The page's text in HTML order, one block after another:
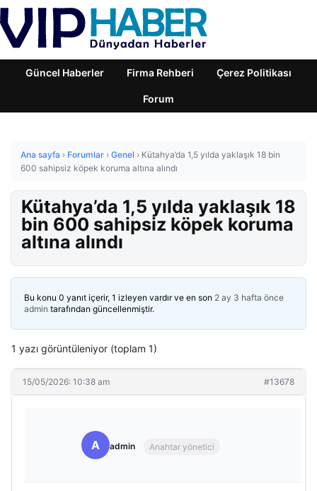
Güncel Haberler Firma Rehberi Çerez Politikası
Forum
Ana sayfa › Forumlar › Genel › Kütahya’da 1,5 yılda yaklaşık 18 bin
600 sahipsiz köpek koruma altına alındı
Kütahya’da 1,5 yılda yaklaşık 18
bin 600 sahipsiz köpek koruma
altına alındı
Bu konu 0 yanıt içerir, 1 izleyen vardır ve en son 2 ay 3 hafta önce
admin tarafından güncellenmiştir.
1 yazı görüntüleniyor (toplam 1)
15/05/2026: 10:38 am #13678
A admin Anahtar yönetici